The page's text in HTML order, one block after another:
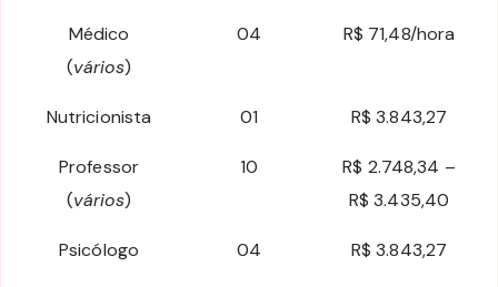
Médico
(vários)
04 R$ 71,48/hora
Nutricionista 01 R$ 3.843,27
Professor
(vários)
10
R$ 2.748,34 –
R$ 3.435,40
Psicólogo 04 R$ 3.843,27